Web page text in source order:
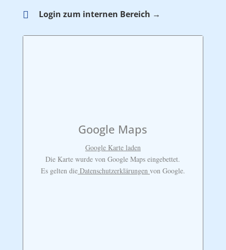
 Login zum internen Bereich →
Google Maps
Google Karte laden
Die Karte wurde von Google Maps eingebettet.
Es gelten dieDatenschutzerklärungen von Google.